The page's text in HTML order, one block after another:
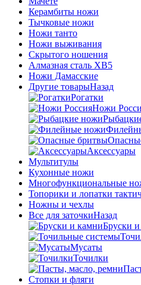
Керамбиты ножи
Тычковые ножи
Ножи танто
Ножи выживания
Скрытого ношения
Алмазная сталь ХВ5
Ножи Дамасские
Другие товарыНазад
Рогатки
Ножи
Аксессуары
Мультитулы
Кухонные ножи
Многофункциональные
Топорики и лопатки
Ножны и чехлы
Все для заточкиНазад
Бруски
Мусаты
Точилки
Стопки и фляги